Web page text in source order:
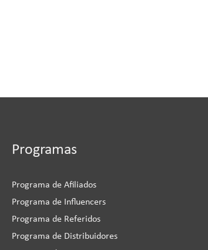
Programas
Programa de Afiliados
Programa de Influencers
Programa de Referidos
Programa de Distribuidores